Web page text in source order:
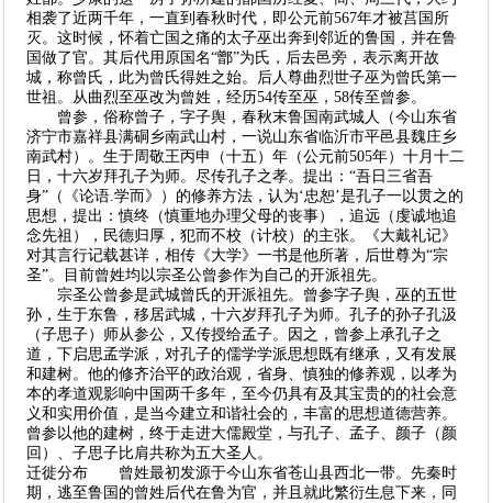
相袭了近两千年，一直到春秋时代，即公元前567年才被莒国所
灭。这时候，怀着亡国之痛的太子巫出奔到邻近的鲁国，并在鲁
国做了官。其后代用原国名“鄫”为氏，后去邑旁，表示离开故
城，称曾氏，此为曾氏得姓之始。后人尊曲烈世子巫为曾氏第一
世祖。从曲烈至巫改为曾姓，经历54传至巫，58传至曾参。
曾参，俗称曾子，字子舆，春秋末鲁国南武城人（今山东省
济宁市嘉祥县满硐乡南武山村，一说山东省临沂市平邑县魏庄乡
南武村）。生于周敬王丙申（十五）年（公元前505年）十月十二
日，十六岁拜孔子为师。尽传孔子之孝。提出：“吾日三省吾
身”（《论语.学而》）的修养方法，认为‘忠恕’是孔子一以贯之的
思想，提出：慎终（慎重地办理父母的丧事），追远（虔诚地追
念先祖），民德归厚，犯而不校（计校）的主张。《大戴礼记》
对其言行记载甚详，相传《大学》一书是他所著，后世尊为“宗
圣”。目前曾姓均以宗圣公曾参作为自己的开派祖先。
宗圣公曾参是武城曾氏的开派祖先。曾参字子舆，巫的五世
孙，生于东鲁，移居武城，十六岁拜孔子为师。孔子的孙子孔汲
（子思子）师从参公，又传授给孟子。因之，曾参上承孔子之
道，下启思孟学派，对孔子的儒学学派思想既有继承，又有发展
和建树。他的修齐治平的政治观，省身、慎独的修养观，以孝为
本的孝道观影响中国两千多年，至今仍具有及其宝贵的的社会意
义和实用价值，是当今建立和谐社会的，丰富的思想道德营养。
曾参以他的建树，终于走进大儒殿堂，与孔子、孟子、颜子（颜
回）、子思子比肩共称为五大圣人。
迁徙分布 曾姓最初发源于今山东省苍山县西北一带。先秦时
期，逃至鲁国的曾姓后代在鲁为官，并且就此繁衍生息下来，同